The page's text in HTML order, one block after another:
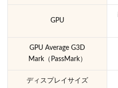
GPU
GPU Average G3D
Mark（PassMark）
ディスプレイサイズ